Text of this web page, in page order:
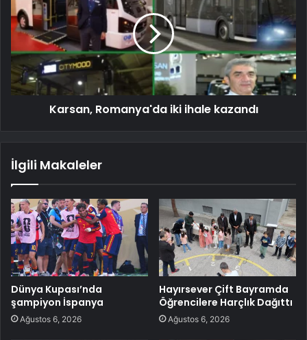
Karsan, Romanya'da iki ihale kazandı
İlgili Makaleler
Dünya Kupası’nda
şampiyon İspanya
Ağustos 6, 2026
Hayırsever Çift Bayramda
Öğrencilere Harçlık Dağıttı
Ağustos 6, 2026